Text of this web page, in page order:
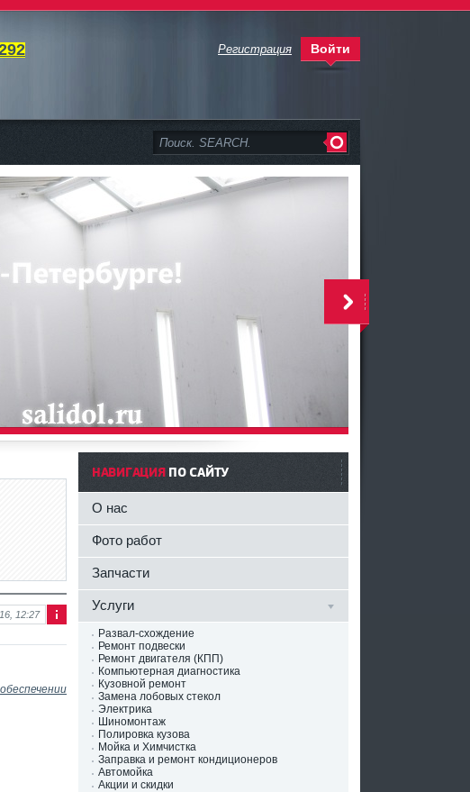
Регистрация Войти
фо
я к
нов
12:27
обеспечении
НАВИГАЦИЯПО САЙТУ
О нас
Фото работ
Запчасти
Услуги
Развал-схождение
Ремонт подвески
Ремонт двигателя (КПП)
Компьютерная диагностика
Кузовной ремонт
Замена лобовых стекол
Электрика
Шиномонтаж
Полировка кузова
Мойка и Химчистка
Заправка и ремонт кондиционеров
Автомойка
Акции и скидки